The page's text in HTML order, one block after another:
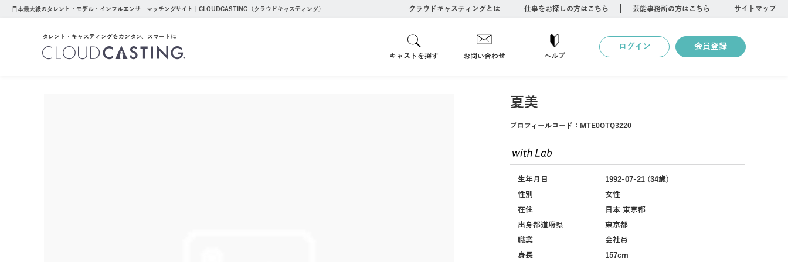
日本最大級のタレント・モデル・インフルエンサーマッチングサイト｜CLOUDCASTING（クラウドキャスティング） クラウドキャスティングとは 仕事をお探しの方はこちら 芸能事務所の方はこちら サイトマップ
タレント・キャスティングをカンタン、スマートに
キャストを探す お問い合わせ ヘルプ
ログイン 会員登録
夏美
プロフィールコード： MTE0OTQ3220
生年月日
1992-07-21 (34歳)
性別
女性
在住
日本 東京都
出身都道府県
東京都
職業
会社員
身長
157cm